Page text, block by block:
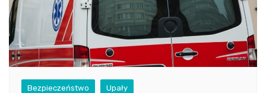
Bezpieczeństwo Upały